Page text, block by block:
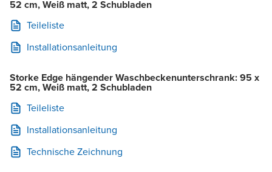
52 cm, Weiß matt, 2 Schubladen
Teileliste
Installationsanleitung
Storke Edge hängender Waschbeckenunterschrank: 95 x
52 cm, Weiß matt, 2 Schubladen
Teileliste
Installationsanleitung
Technische Zeichnung